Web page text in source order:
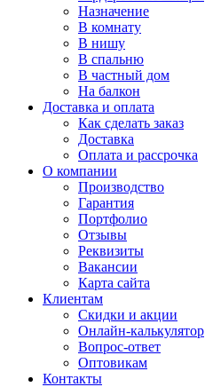
Назначение
В комнату
В нишу
В спальню
В частный дом
На балкон
Доставка и оплата
Как сделать заказ
Доставка
Оплата и рассрочка
О компании
Производство
Гарантия
Портфолио
Отзывы
Реквизиты
Вакансии
Карта сайта
Клиентам
Скидки и акции
Онлайн-калькулятор
Вопрос-ответ
Оптовикам
Контакты